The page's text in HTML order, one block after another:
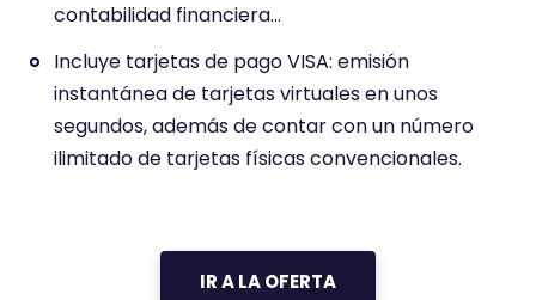
contabilidad financiera…
Incluye tarjetas de pago VISA: emisión
instantánea de tarjetas virtuales en unos
segundos, además de contar con un número
ilimitado de tarjetas físicas convencionales.
IR A LA OFERTA